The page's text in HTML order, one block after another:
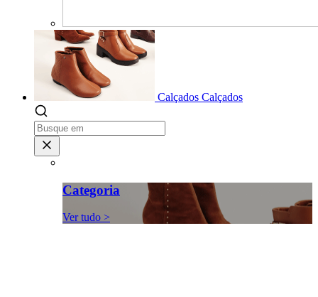
Calçados Calçados
Categoria
Ver tudo >